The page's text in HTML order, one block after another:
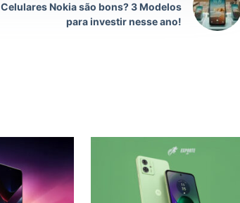
Celulares Nokia são bons? 3 Modelos
para investir nesse ano!